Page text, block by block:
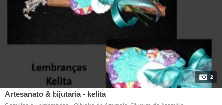
2
Artesanato & bijutaria - kelita